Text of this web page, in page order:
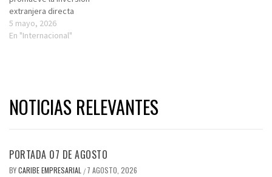
extranjera directa
5 mayo, 2026
En "Internacional"
NOTICIAS RELEVANTES
PORTADA 07 DE AGOSTO
BYCARIBE EMPRESARIAL / 7 AGOSTO, 2026